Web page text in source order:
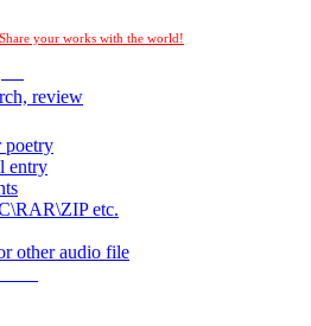
Share your works with the world!
review
poetry
entry
etc.
other audio file